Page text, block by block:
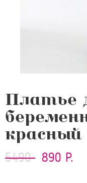
Платье
красный
5490 890 Р.